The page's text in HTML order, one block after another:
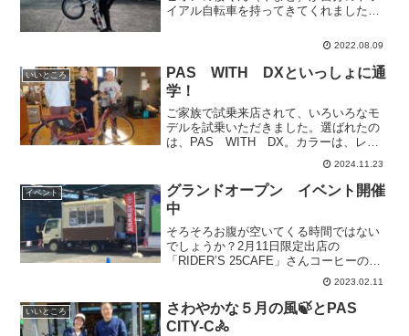
イアル自転車を持ってきてくれました。
す。えっ？！ウィリーやジャックナイフ
言うそうです。フロントタイ...
2022.08.09
いいところ
PAS WITH DXといっしょに通
学！
ご家族で試乗来店されて、いろいろなモ
デルを試乗いただきました。選ばれたの
は、PAS WITH DX。カラーは、レン
ド。･････････最近楽しんでいること
は？「友達といろんな話をしている時間
が楽しいです！」にっこり...
2024.11.23
イベント
グランドオープン イベント開催
中
そろそろお腹が空いてくる時間ではない
でしょうか？2月11日限定出店の
「RIDER’S 25CAFE」さんコーヒーのい
い匂いが漂ってきます。同じく11日限定
出店の、本格中華「フードトラック39」
さん。こちらも美味しそうな匂いが食欲
をそそります...
2023.02.11
いいところ
さわやかな５月の風🍃とPAS
CITY-C🚴